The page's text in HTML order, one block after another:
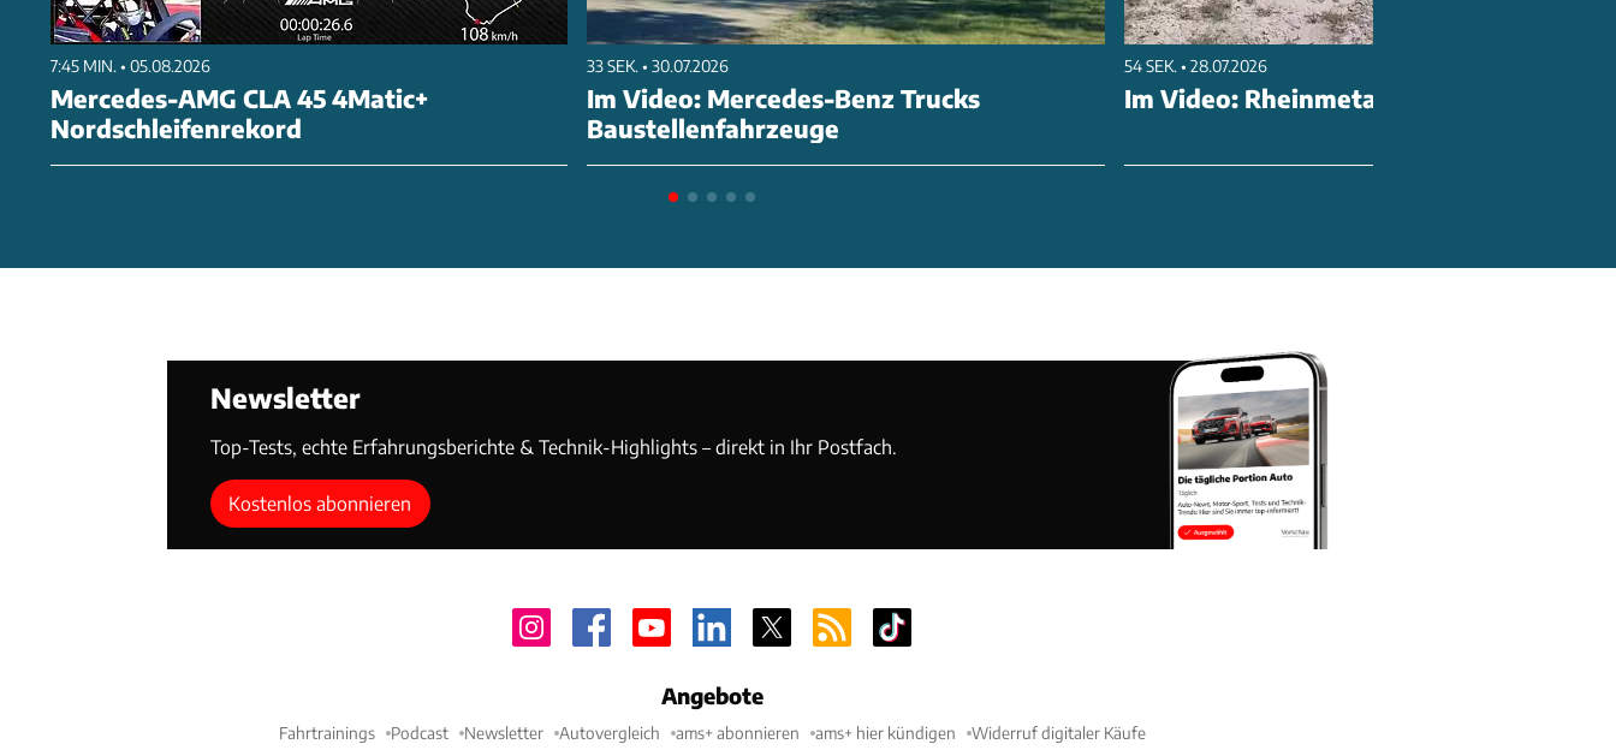
7:45 MIN. • 05.08.2026
Mercedes-AMG CLA 45 4Matic+
Nordschleifenrekord
33 SEK. • 30.07.2026
Im Video: Mercedes-Benz Trucks
Baustellenfahrzeuge
54 SEK. • 28.07.2026
Im Video: Rheinmetall HX Trucks
Newsletter
Top-Tests, echte Erfahrungsberichte & Technik-Highlights – direkt in Ihr Postfach.
Kostenlos abonnieren
Angebote
Fahrtrainings Podcast Newsletter Autovergleich ams+ abonnieren ams+ hier kündigen Widerruf digitaler Käufe